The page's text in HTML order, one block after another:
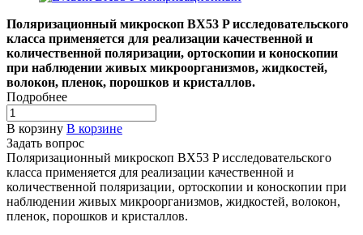
Поляризационный микроскоп BX53 P исследовательского
класса применяется для реализации качественной и
количественной поляризации, ортоскопии и коноскопии
при наблюдении живых микроорганизмов, жидкостей,
волокон, пленок, порошков и кристаллов.
Подробнее
В корзину В корзине
Задать вопрос
Поляризационный микроскоп BX53 P исследовательского
класса применяется для реализации качественной и
количественной поляризации, ортоскопии и коноскопии при
наблюдении живых микроорганизмов, жидкостей, волокон,
пленок, порошков и кристаллов.